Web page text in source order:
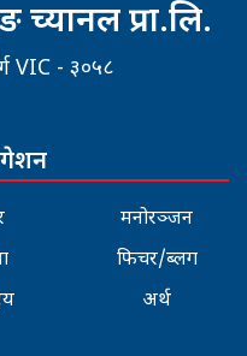
च्यानल प्रा.लि.
VIC - ३०५८
मनोरञ्जन
फिचर/ब्लग
अर्थ